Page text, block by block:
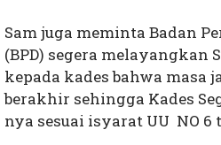
Sam juga meminta Badan
(BPD) segera melayangkan
kepada kades bahwa masa
berakhir sehingga Kades
nya sesuai isyarat UU NO 6